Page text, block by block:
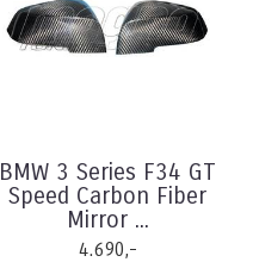
BMW 3 Series F34 GT
Speed Carbon Fiber
Mirror ...
4.690,-